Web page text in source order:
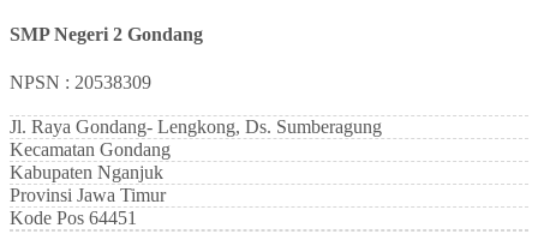
SMP Negeri 2 Gondang
NPSN : 20538309
Jl. Raya Gondang- Lengkong, Ds. Sumberagung
Kecamatan Gondang
Kabupaten Nganjuk
Provinsi Jawa Timur
Kode Pos 64451